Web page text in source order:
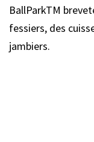
BallParkTM
fessiers, des
jambiers.